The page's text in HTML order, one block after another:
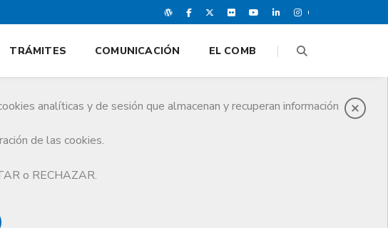
analíticas y de sesión que almacenan y recuperan información
de las cookies.
o RECHAZAR.
TRÁMITES COMUNICACIÓN EL COMB